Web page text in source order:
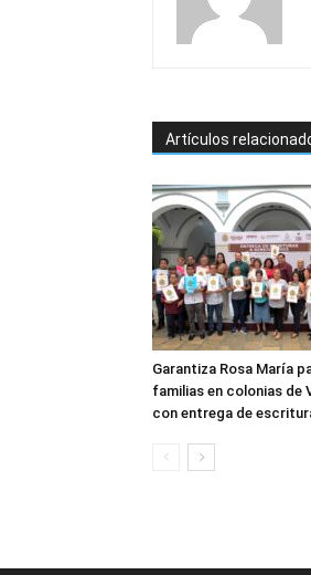
Artículos
Garantiza Rosa María
familias en colonias de
con entrega de